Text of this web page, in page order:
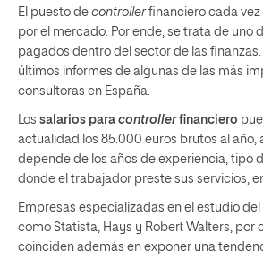
El puesto de controllerfinanciero cada
por el mercado. Por ende, se trata de uno
pagados dentro del sector de las finanzas.
últimos informes de algunas de las más
consultoras en España.
Los salarios para controllerfinanciero
actualidad los 85.000 euros brutos al año,
depende de los años de experiencia, tipo
donde el trabajador preste sus servicios,
Empresas especializadas en el estudio
como Statista, Hays y Robert Walters, por
coinciden además en exponer una